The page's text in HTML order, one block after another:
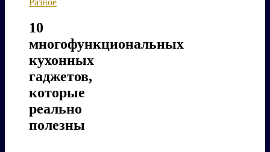
Разное
10
многофункциональных
кухонных
гаджетов,
которые
реально
полезны